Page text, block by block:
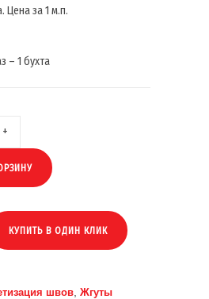
Цена за 1 м.п.
– 1 бухта
швов Жгуты